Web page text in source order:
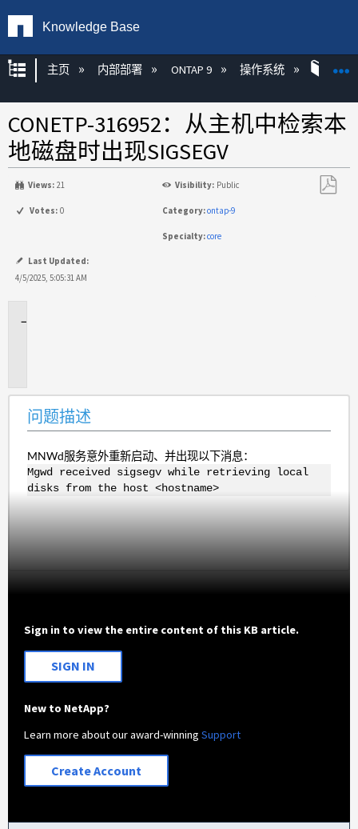
Knowledge Base
扩展/隐缩全局层次
主页 内部部署 ONTAP 9 操作系统
CONETP-316952：从主机中检索本
地磁盘时出现SIGSEGV
Views: 21 Visibility: Public
Votes: 0 Category:ontap-9
Specialty:core
Last Updated:
4/5/2025, 5:05:31 AM
问题描述
MNWd服务意外重新启动、并出现以下消息：
Mgwd received sigsegv while retrieving local
disks from the host <hostname>
Sign in to view the entire content of this KB article.
SIGN IN
New to NetApp?
Learn more about our award-winningSupport
Create Account